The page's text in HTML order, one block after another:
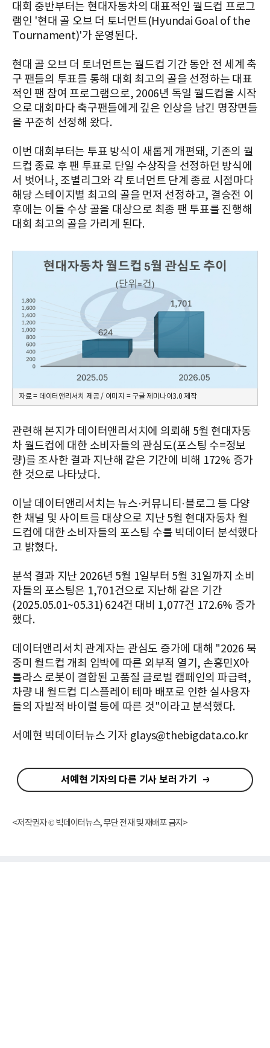
대회 중반부터는 현대자동차의 대표적인 월드컵 프로그
램인 '현대 골 오브 더 토너먼트(Hyundai Goal of the
Tournament)'가 운영된다.
현대 골 오브 더 토너먼트는 월드컵 기간 동안 전 세계 축
구 팬들의 투표를 통해 대회 최고의 골을 선정하는 대표
적인 팬 참여 프로그램으로, 2006년 독일 월드컵을 시작
으로 대회마다 축구팬들에게 깊은 인상을 남긴 명장면들
을 꾸준히 선정해 왔다.
이번 대회부터는 투표 방식이 새롭게 개편돼, 기존의 월
드컵 종료 후 팬 투표로 단일 수상작을 선정하던 방식에
서 벗어나, 조별리그와 각 토너먼트 단계 종료 시점마다
해당 스테이지별 최고의 골을 먼저 선정하고, 결승전 이
후에는 이들 수상 골을 대상으로 최종 팬 투표를 진행해
대회 최고의 골을 가리게 된다.
자료 = 데이터앤리서치 제공 / 이미지 = 구글 제미나이3.0 제작
관련해 본지가 데이터앤리서치에 의뢰해 5월 현대자동
차 월드컵에 대한 소비자들의 관심도(포스팅 수=정보
량)를 조사한 결과 지난해 같은 기간에 비해 172% 증가
한 것으로 나타났다.
이날 데이터앤리서치는 뉴스·커뮤니티·블로그 등 다양
한 채널 및 사이트를 대상으로 지난 5월 현대자동차 월
드컵에 대한 소비자들의 포스팅 수를 빅데이터 분석했다
고 밝혔다.
분석 결과 지난 2026년 5월 1일부터 5월 31일까지 소비
자들의 포스팅은 1,701건으로 지난해 같은 기간
(2025.05.01~05.31) 624건 대비 1,077건 172.6% 증가
했다.
데이터앤리서치 관계자는 관심도 증가에 대해 "2026 북
중미 월드컵 개최 임박에 따른 외부적 열기, 손흥민X아
틀라스 로봇이 결합된 고품질 글로벌 캠페인의 파급력,
차량 내 월드컵 디스플레이 테마 배포로 인한 실사용자
들의 자발적 바이럴 등에 따른 것"이라고 분석했다.
서예현 빅데이터뉴스 기자 glays@thebigdata.co.kr
서예현 기자의 다른 기사 보러 가기
<저작권자 © 빅데이터뉴스, 무단 전재 및 재배포 금지>